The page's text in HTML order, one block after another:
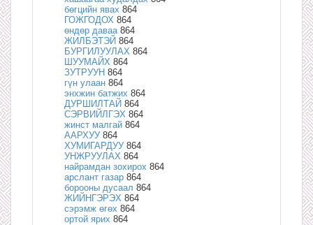
бөгцийн явах 864
ГОЖГОДОХ 864
өндөр даваа 864
ЖИЛБЭТЭЙ 864
БУРГИЛУУЛАХ 864
ШУУМАЙХ 864
ЗУТРУУН 864
гүн улаан 864
энхжин батжих 864
ДУРШИЛТАЙ 864
СЭРВИЙЛГЭХ 864
жинст малгай 864
ААРХУУ 864
ХУМИГАРДУУ 864
УНЖРУУЛАХ 864
найрамдан зохирох 864
арслант газар 864
борооны дусаал 864
ЖИЙНГЭРЭХ 864
сэрэмж өгөх 864
ортой ярих 864